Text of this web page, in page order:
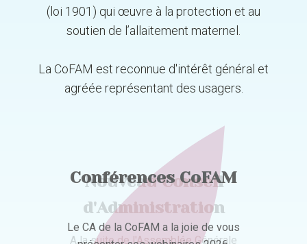
(loi 1901) qui œuvre à la protection et au
soutien de l’allaitement maternel.
La CoFAM est reconnue d'intérêt général et
agréée représentant des usagers.
Nouveau Conseil
d'Administration
A la suite de l'Assemblée Générale
Conférences CoFAM
Le CA de la CoFAM a la joie de vous
Conseil scientifique
Dernière publication sur le thème de la